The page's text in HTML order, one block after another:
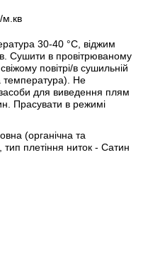
м.кв
30-40 °C, віджим
Сушити в провітрюваному
повітрі/в сушильній
температура). Не
для виведення плям
Прасувати в режимі
(органічна та
тип плетіння ниток - Сатин